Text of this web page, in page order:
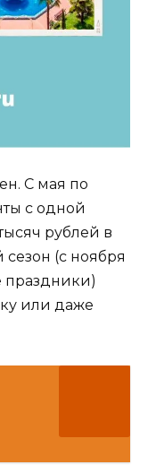
С мая по
с одной
рублей в
(с ноября
праздники)
или даже